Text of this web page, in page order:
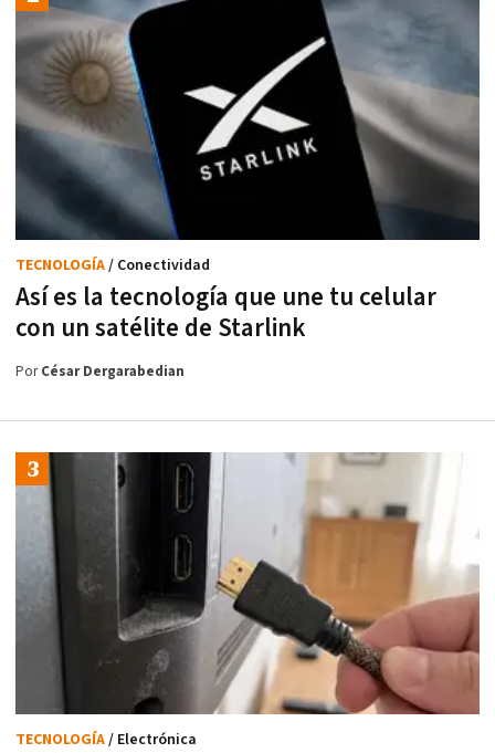
Así es la tecnología que une tu celular
con un satélite de Starlink
TECNOLOGÍA/ Conectividad
PorCésar Dergarabedian
TECNOLOGÍA/ Electrónica